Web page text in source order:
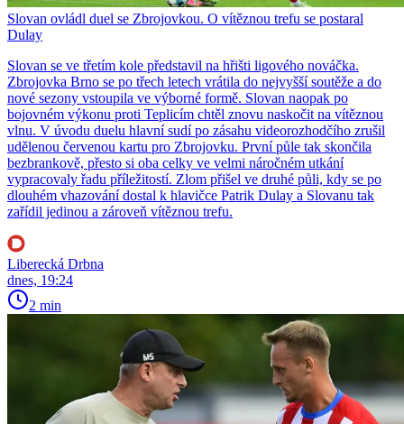
Slovan ovládl duel se Zbrojovkou. O vítěznou trefu se postaral
Dulay
Slovan se ve třetím kole představil na hřišti ligového nováčka.
Zbrojovka Brno se po třech letech vrátila do nejvyšší soutěže a do
nové sezony vstoupila ve výborné formě. Slovan naopak po
bojovném výkonu proti Teplicím chtěl znovu naskočit na vítěznou
vlnu. V úvodu duelu hlavní sudí po zásahu videorozhodčího zrušil
udělenou červenou kartu pro Zbrojovku. První půle tak skončila
bezbrankově, přesto si oba celky ve velmi náročném utkání
vypracovaly řadu příležitostí. Zlom přišel ve druhé půli, kdy se po
dlouhém vhazování dostal k hlavičce Patrik Dulay a Slovanu tak
zařídil jedinou a zároveň vítěznou trefu.
Liberecká Drbna
dnes, 19:24
2 min